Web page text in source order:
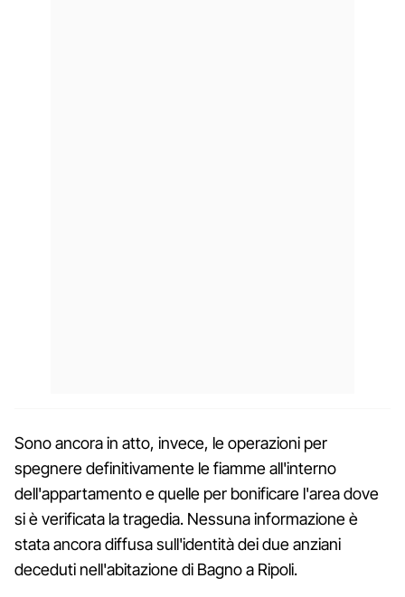
Sono ancora in atto, invece, le operazioni per
spegnere definitivamente le fiamme all'interno
dell'appartamento e quelle per bonificare l'area dove
si è verificata la tragedia. Nessuna informazione è
stata ancora diffusa sull'identità dei due anziani
deceduti nell'abitazione di Bagno a Ripoli.